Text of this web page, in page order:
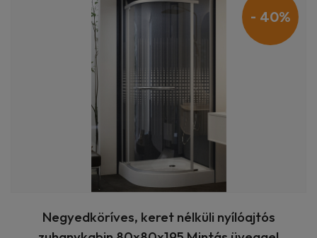
- 40%
Negyedköríves, keret nélküli nyílóajtós